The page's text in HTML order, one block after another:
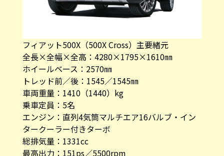
フィアット500X（500X Cross）主要緒元
全長×全幅×全高：4280×1795×1610㎜
ホイールベース：2570㎜
トレッド前／後：1545／1545㎜
車両重量：1410（1440）kg
乗車定員：5名
エンジン：直列4気筒マルチエア16バルブ・イン
タークーラー付きターボ
総排気量：1331cc
最高出力：151ps／5500rpm